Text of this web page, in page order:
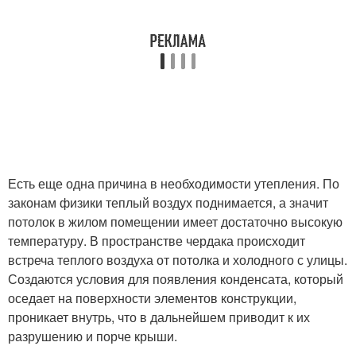
Есть еще одна причина в необходимости утепления. По
законам физики теплый воздух поднимается, а значит
потолок в жилом помещении имеет достаточно высокую
температуру. В пространстве чердака происходит
встреча теплого воздуха от потолка и холодного с улицы.
Создаются условия для появления конденсата, который
оседает на поверхности элементов конструкции,
проникает внутрь, что в дальнейшем приводит к их
разрушению и порче крыши.